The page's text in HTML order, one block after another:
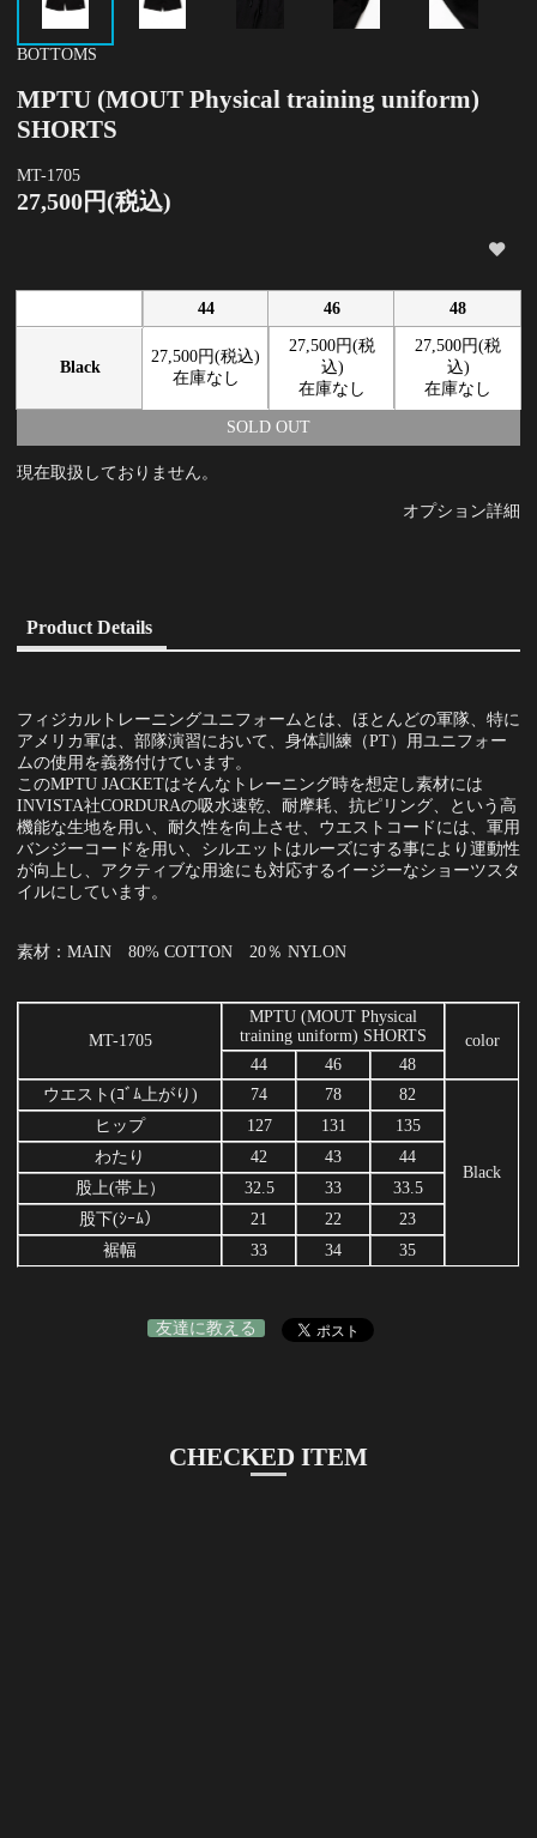
BOTTOMS
MPTU (MOUT Physical training uniform)
SHORTS
MT-1705
27,500円(税込)
44 46 48
Black
27,500円(税込)
在庫なし
27,500円(税
込)
在庫なし
27,500円(税
込)
在庫なし
SOLD OUT
現在取扱しておりません。
オプション詳細
Product Details
フィジカルトレーニングユニフォームとは、ほとんどの軍隊、特に
アメリカ軍は、部隊演習において、身体訓練（PT）用ユニフォー
ムの使用を義務付けています。
このMPTU JACKETはそんなトレーニング時を想定し素材には
INVISTA社CORDURAの吸水速乾、耐摩耗、抗ピリング、という高
機能な生地を用い、耐久性を向上させ、ウエストコードには、軍用
バンジーコードを用い、シルエットはルーズにする事により運動性
が向上し、アクティブな用途にも対応するイージーなショーツスタ
イルにしています。
素材：MAIN 80% COTTON 20％ NYLON
MT-1705
MPTU (MOUT Physical
training uniform) SHORTS
color
44
46
48
ウエスト(ｺﾞﾑ上がり)
74 78 82
Black
ヒップ 127 131
135
わたり
42 43
44
股上(帯上）
32.5 33
33.5
股下(ｼｰﾑ）
21 22
23
裾幅
33 34 35
友達に教える
CHECKED ITEM